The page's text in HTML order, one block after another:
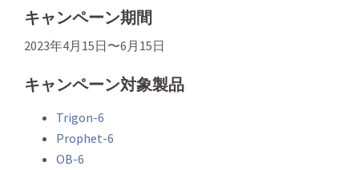
キャンペーン期間
2023年4月15日〜6月15日
キャンペーン対象製品
Trigon-6
Prophet-6
OB-6